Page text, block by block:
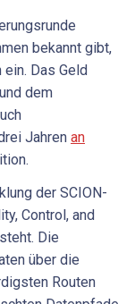
bekannt gibt,
Das Geld
dem
Jahren an
der SCION-
Control, and
Die
über die
Routen